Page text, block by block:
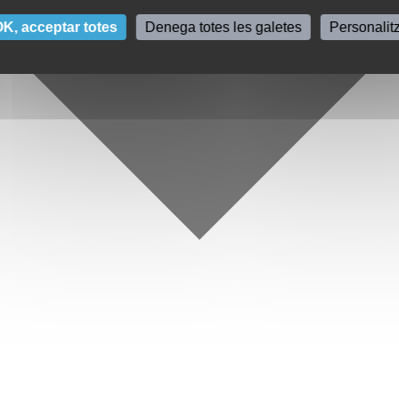
acceptar totes Denega totes les galetes